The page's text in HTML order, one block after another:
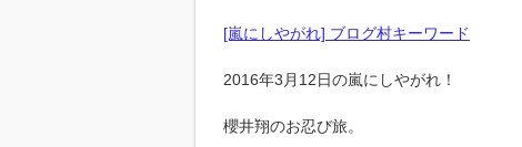
[嵐にしやがれ] ブログ村キーワード
2016年3月12日の嵐にしやがれ！
櫻井翔のお忍び旅。